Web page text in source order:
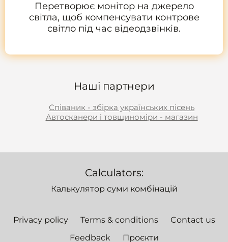
Перетворює монітор на джерело
світла, щоб компенсувати контрове
світло під час відеодзвінків.
Наші партнери
Співаник - збірка українських пісень
Автосканери і товщиноміри - магазин
Calculators:
Калькулятор суми комбінацій
Privacy policy Terms & conditions
Contact us
Feedback
Проєкти